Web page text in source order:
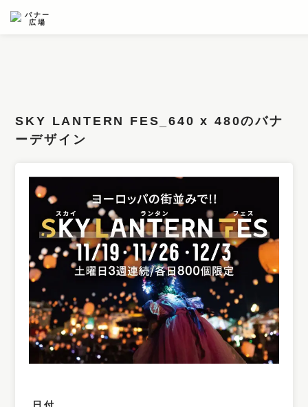
フィルター
カラー
業種
デザイン
タイプ
要素
SKY LANTERN FES_640 x 480のバナ
ーデザイン